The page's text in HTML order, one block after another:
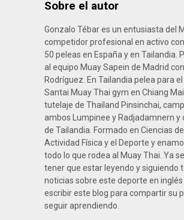
Sobre el autor
Gonzalo Tébar es un entusiasta del
competidor profesional en activo
50 peleas en España y en Tailandia.
al equipo Muay Sapein de Madrid
Rodríguez. En Tailandia pelea para
Santai Muay Thai gym en Chiang
tutelaje de Thailand Pinsinchai,
ambos Lumpinee y Radjadamnern y
de Tailandia. Formado en Ciencias
Actividad Física y el Deporte y
todo lo que rodea al Muay Thai. Ya
tener que estar leyendo y siguiendo
noticias sobre este deporte en inglés
escribir este blog para compartir su
seguir aprendiendo.